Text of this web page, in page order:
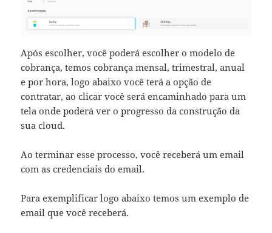
Após escolher, você poderá escolher o modelo de
cobrança, temos cobrança mensal, trimestral, anual
e por hora, logo abaixo você terá a opção de
contratar, ao clicar você será encaminhado para um
tela onde poderá ver o progresso da construção da
sua cloud.
Ao terminar esse processo, você receberá um email
com as credenciais do email.
Para exemplificar logo abaixo temos um exemplo de
email que você receberá.